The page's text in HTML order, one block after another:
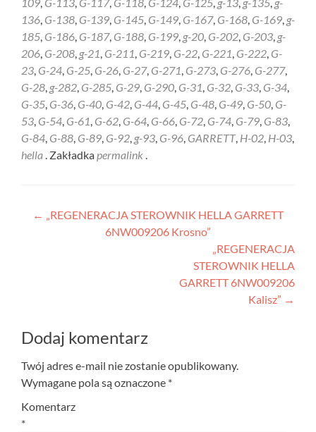
136, G-138, G-139, G-145, G-149, G-167, G-168, G-169, g-
185, G-186, G-187, G-188, G-199, g-20, G-202, G-203, g-
206, G-208, g-21, G-211, G-219, G-22, G-221, G-222, G-
23, G-24, G-25, G-26, G-27, G-271, G-273, G-276, G-277,
G-28, g-282, G-285, G-29, G-290, G-31, G-32, G-33, G-34,
G-35, G-36, G-40, G-42, G-44, G-45, G-48, G-49, G-50, G-
53, G-54, G-61, G-62, G-64, G-66, G-72, G-74, G-79, G-83,
G-84, G-88, G-89, G-92, g-93, G-96, GARRETT, H-02, H-03,
hella. Zakładkapermalink.
Nawigacja
← „REGENERACJA STEROWNIK HELLA GARRETT
6NW009206 Krosno”
„REGENERACJA
STEROWNIK HELLA
GARRETT 6NW009206
Kalisz” →
Dodaj komentarz
Twój adres e-mail nie zostanie opublikowany.
Wymagane pola są oznaczone *
Komentarz
*